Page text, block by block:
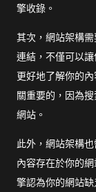
擎收錄。
其次，網站架構
連結，不僅可以
更好地了解你的
關重要的，因為
網站。
此外，網站架構
內容存在於你的
擎認為你的網站